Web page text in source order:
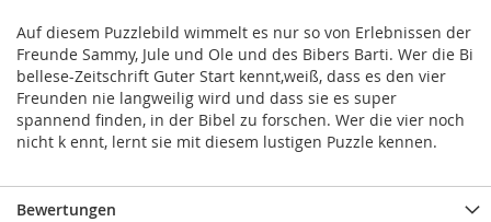
Auf diesem Puzzlebild wimmelt es nur so von Erlebnissen der
Freunde Sammy, Jule und Ole und des Bibers Barti. Wer die Bi
bellese-Zeitschrift Guter Start kennt,weiß, dass es den vier
Freunden nie langweilig wird und dass sie es super
spannend finden, in der Bibel zu forschen. Wer die vier noch
nicht k ennt, lernt sie mit diesem lustigen Puzzle kennen.
Bewertungen